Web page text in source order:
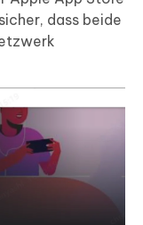
dass beide